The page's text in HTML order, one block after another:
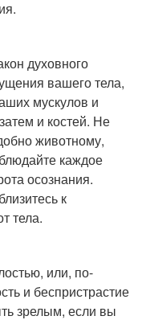
духовного
вашего тела,
мускулов и
и костей. Не
животному,
каждое
осознания.
к
тела.
или, по-
и беспристрастие
зрелым, если вы